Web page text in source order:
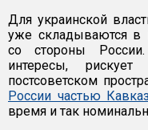
Для украинской
уже складываются в
со стороны
интересы,
постсоветском
России частью
время и так